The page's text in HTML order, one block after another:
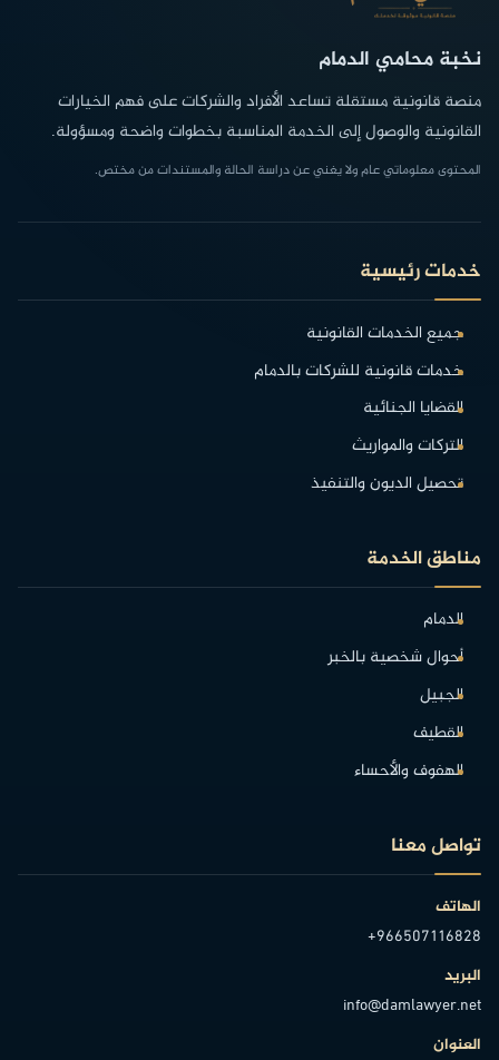
نخبة محامي الدمام
منصة قانونية مستقلة تساعد الأفراد والشركات على فهم الخيارات
القانونية والوصول إلى الخدمة المناسبة بخطوات واضحة ومسؤولة.
المحتوى معلوماتي عام ولا يغني عن دراسة الحالة والمستندات من مختص.
خدمات رئيسية
جميع الخدمات القانونية
خدمات قانونية للشركات بالدمام
القضايا الجنائية
التركات والمواريث
تحصيل الديون والتنفيذ
مناطق الخدمة
الدمام
أحوال شخصية بالخبر
الجبيل
القطيف
الهفوف والأحساء
تواصل معنا
الهاتف
+966507116828
البريد
info@damlawyer.net
العنوان